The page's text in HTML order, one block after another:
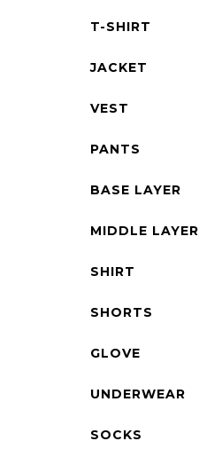
T-SHIRT
JACKET
VEST
PANTS
BASE LAYER
MIDDLE LAYER
SHIRT
SHORTS
GLOVE
UNDERWEAR
SOCKS